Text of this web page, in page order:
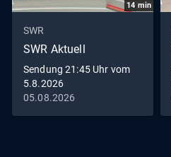
14 min
SWR
SWR Aktuell
Sendung 21:45 Uhr vom
5.8.2026
05.08.2026